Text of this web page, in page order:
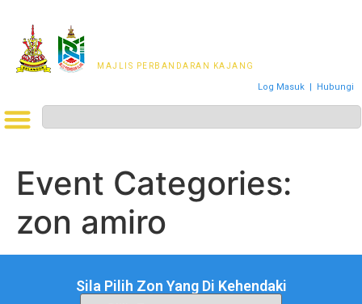
MAJLIS PERBANDARAN KAJANG
Log Masuk | Hubungi
Event Categories:
zon amiro
Sila Pilih Zon Yang Di Kehendaki